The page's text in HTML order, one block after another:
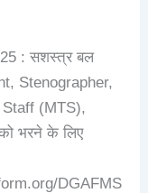
: सशस्त्र बल
Stenographer,
(MTS),
भरने के लिए
DGAFMS